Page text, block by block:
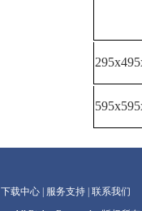
下载中心 服务支持 联系我们